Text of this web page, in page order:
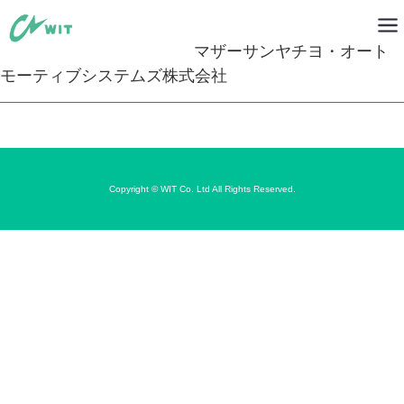
マザーサンヤチヨ・オート
モーティブシステムズ株式会社
Copyright © WIT Co. Ltd All Rights Reserved.